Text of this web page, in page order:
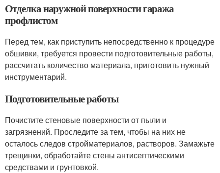
Отделка наружной поверхности гаража
профлистом
Перед тем, как приступить непосредственно к процедуре
обшивки, требуется провести подготовительные работы,
рассчитать количество материала, приготовить нужный
инструментарий.
Подготовительные работы
Почистите стеновые поверхности от пыли и
загрязнений. Проследите за тем, чтобы на них не
осталось следов стройматериалов, растворов. Замажьте
трещинки, обработайте стены антисептическими
средствами и грунтовкой.